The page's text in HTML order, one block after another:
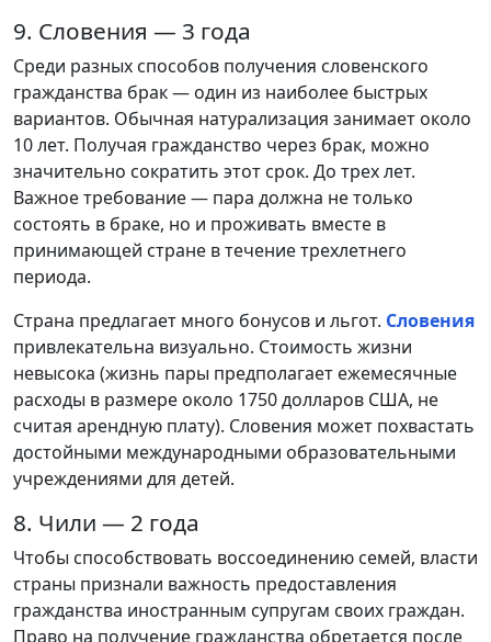
9. Словения — 3 года
Среди разных способов получения словенского
гражданства брак — один из наиболее быстрых
вариантов. Обычная натурализация занимает около
10 лет. Получая гражданство через брак, можно
значительно сократить этот срок. До трех лет.
Важное требование — пара должна не только
состоять в браке, но и проживать вместе в
принимающей стране в течение трехлетнего
периода.
Страна предлагает много бонусов и льгот. Словения
привлекательна визуально. Стоимость жизни
невысока (жизнь пары предполагает ежемесячные
расходы в размере около 1750 долларов США, не
считая арендную плату). Словения может похвастать
достойными международными образовательными
учреждениями для детей.
8. Чили — 2 года
Чтобы способствовать воссоединению семей, власти
страны признали важность предоставления
гражданства иностранным супругам своих граждан.
Право на получение гражданства обретается после